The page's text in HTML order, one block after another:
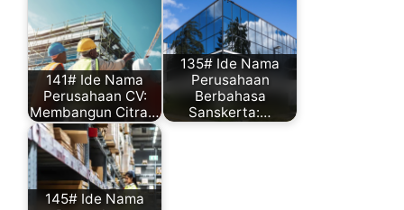
141# Ide Nama
Perusahaan CV:
Membangun Citra…
135# Ide Nama
Perusahaan
Berbahasa
Sanskerta:…
145# Ide Nama